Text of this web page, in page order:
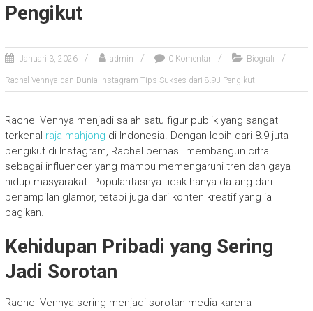
Pengikut
Januari 3, 2026 admin 0 Komentar Biografi
Rachel Vennya dan Dunia Instagram Tips Sukses dari 8.9J Pengikut
Rachel Vennya menjadi salah satu figur publik yang sangat
terkenal raja mahjong di Indonesia. Dengan lebih dari 8.9 juta
pengikut di Instagram, Rachel berhasil membangun citra
sebagai influencer yang mampu memengaruhi tren dan gaya
hidup masyarakat. Popularitasnya tidak hanya datang dari
penampilan glamor, tetapi juga dari konten kreatif yang ia
bagikan.
Kehidupan Pribadi yang Sering
Jadi Sorotan
Rachel Vennya sering menjadi sorotan media karena